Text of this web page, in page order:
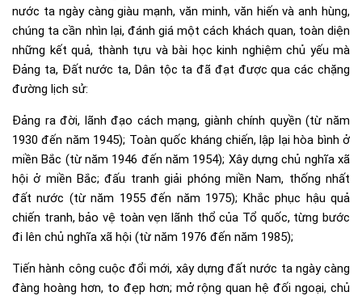
nước ta ngày càng giàu mạnh, văn minh, văn hiến và anh hùng,
chúng ta cần nhìn lại, đánh giá một cách khách quan, toàn diện
những kết quả, thành tựu và bài học kinh nghiệm chủ yếu mà
Đảng ta, Đất nước ta, Dân tộc ta đã đạt được qua các chặng
đường lịch sử:
Đảng ra đời, lãnh đạo cách mạng, giành chính quyền (từ năm
1930 đến năm 1945); Toàn quốc kháng chiến, lập lại hòa bình ở
miền Bắc (từ năm 1946 đến năm 1954); Xây dựng chủ nghĩa xã
hội ở miền Bắc; đấu tranh giải phóng miền Nam, thống nhất
đất nước (từ năm 1955 đến năm 1975); Khắc phục hậu quả
chiến tranh, bảo vệ toàn vẹn lãnh thổ của Tổ quốc, từng bước
đi lên chủ nghĩa xã hội (từ năm 1976 đến năm 1985);
Tiến hành công cuộc đổi mới, xây dựng đất nước ta ngày càng
đàng hoàng hơn, to đẹp hơn; mở rộng quan hệ đối ngoại, chủ